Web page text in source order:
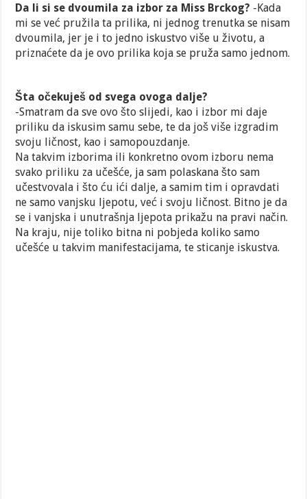
Da li si se dvoumila za izbor za Miss Brckog? -Kada
mi se već pružila ta prilika, ni jednog trenutka se nisam
dvoumila, jer je i to jedno iskustvo više u životu, a
priznaćete da je ovo prilika koja se pruža samo jednom.
Šta očekuješ od svega ovoga dalje?
-Smatram da sve ovo što slijedi, kao i izbor mi daje
priliku da iskusim samu sebe, te da još više izgradim
svoju ličnost, kao i samopouzdanje.
Na takvim izborima ili konkretno ovom izboru nema
svako priliku za učešće, ja sam polaskana što sam
učestvovala i što ću ići dalje, a samim tim i opravdati
ne samo vanjsku ljepotu, već i svoju ličnost. Bitno je da
se i vanjska i unutrašnja ljepota prikažu na pravi način.
Na kraju, nije toliko bitna ni pobjeda koliko samo
učešće u takvim manifestacijama, te sticanje iskustva.